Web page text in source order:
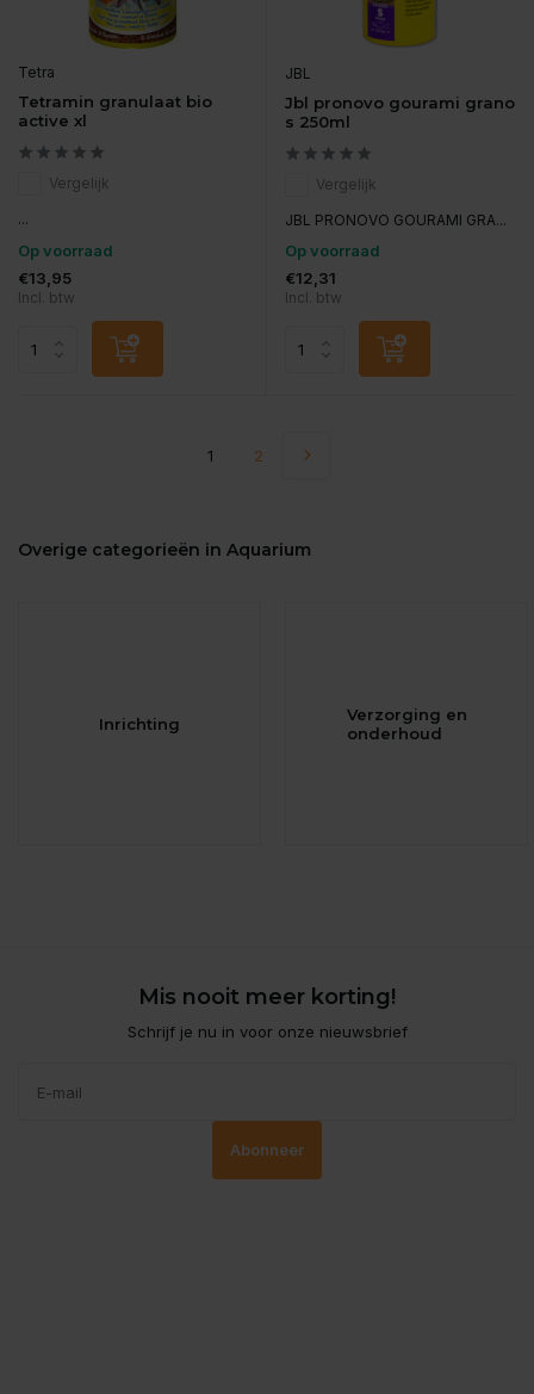
Tetra
Tetramin granulaat bio
active xl
Vergelijk
...
Op voorraad
€13,95
Incl. btw
JBL
Jbl pronovo gourami grano
s 250ml
Vergelijk
JBL PRONOVO GOURAMI GRA...
Op voorraad
€12,31
Incl. btw
1 2
Overige categorieën in Aquarium
Inrichting
Verzorging en
onderhoud
Mis nooit meer korting!
Schrijf je nu in voor onze nieuwsbrief
Abonneer